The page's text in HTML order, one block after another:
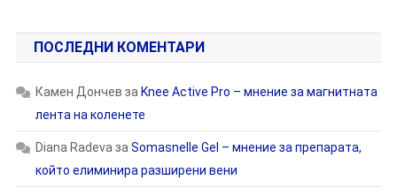
ПОСЛЕДНИ КОМЕНТАРИ
Камен Дончев за Knee Active Pro – мнение за магнитната
лента на коленете
Diana Radeva за Somasnelle Gel – мнение за препарата,
който елиминира разширени вени